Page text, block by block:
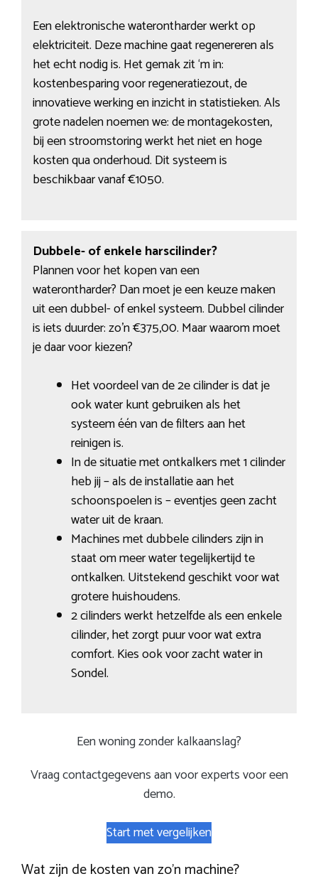
Een elektronische waterontharder werkt op
elektriciteit. Deze machine gaat regenereren als
het echt nodig is. Het gemak zit ‘m in:
kostenbesparing voor regeneratiezout, de
innovatieve werking en inzicht in statistieken. Als
grote nadelen noemen we: de montagekosten,
bij een stroomstoring werkt het niet en hoge
kosten qua onderhoud. Dit systeem is
beschikbaar vanaf €1050.
Dubbele- of enkele harscilinder?
Plannen voor het kopen van een
waterontharder? Dan moet je een keuze maken
uit een dubbel- of enkel systeem. Dubbel cilinder
is iets duurder: zo’n €375,00. Maar waarom moet
je daar voor kiezen?
Het voordeel van de 2e cilinder is dat je
ook water kunt gebruiken als het
systeem één van de filters aan het
reinigen is.
In de situatie met ontkalkers met 1 cilinder
heb jij – als de installatie aan het
schoonspoelen is – eventjes geen zacht
water uit de kraan.
Machines met dubbele cilinders zijn in
staat om meer water tegelijkertijd te
ontkalken. Uitstekend geschikt voor wat
grotere huishoudens.
2 cilinders werkt hetzelfde als een enkele
cilinder, het zorgt puur voor wat extra
comfort. Kies ook voor zacht water in
Sondel.
Een woning zonder kalkaanslag?
Vraag contactgegevens aan voor experts voor een
demo.
Start met vergelijken
Wat zijn de kosten van zo’n machine?